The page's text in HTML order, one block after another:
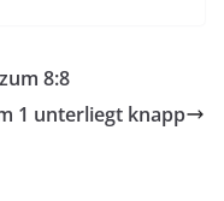
8:8
1 unterliegt knapp